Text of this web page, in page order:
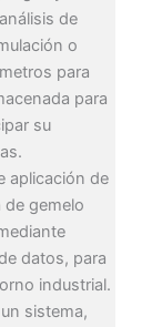
de
o
para
para
su
aplicación de
gemelo
datos, para
industrial.
sistema,